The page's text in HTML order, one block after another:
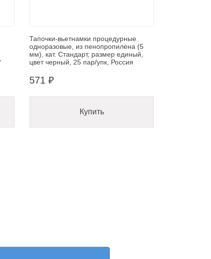
Тапочки-вьетнамки процедурные
одноразовые, из пенопропилена (5
мм), кат. Стандарт, размер единый,
цвет черный, 25 пар/упк, Россия
571 ₽
Купить